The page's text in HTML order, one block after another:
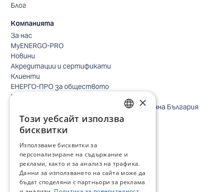
Блог
Компанията
За нас
MyENERGO-PRO
Новини
Акредитации и сертификати
Клиенти
ЕНЕРГО-ПРО за обществото
Реализирани проекти
Безопасно небе за птиците в Североизточна България
Безопасност
Контакти бизнес клиенти
Локации
Кариери
Процес по подбор
IT и дигитална трансформация
BULGARIAN
×
Този уебсайт използва
бисквитки
Използваме бисквитки за
персонализиране на съдържание и
реклами, както и за анализ на трафика.
Данни за използването на сайта може да
бъдат споделяни с партньори за реклама